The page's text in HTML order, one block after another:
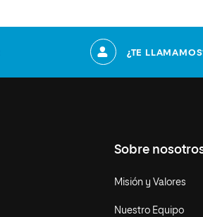
¿TE
Sobre
Misión y Valores
Nuestro Equipo